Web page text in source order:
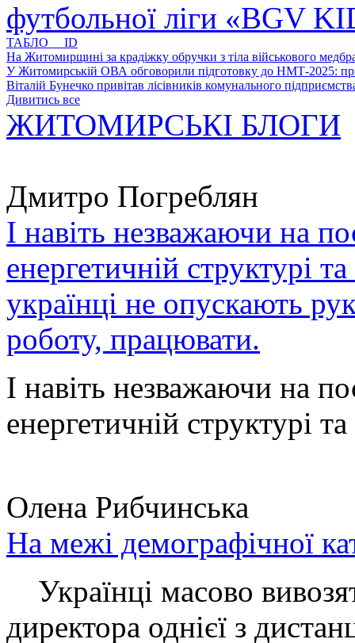
футбольної ліги «BGV
ТАБЛО ID
На Житомирщині за крадіжку обручки з тіла військового
У Житомирській ОВА обговорили підготовку до НМТ-2025:
Віталій Бунечко привітав лісівників комунального
Дивитись все
ЖИТОМИРСЬКІ БЛОГИ
Дмитро Погреблян
І навіть незважаючи на
енергетичній структурі
українці не опускають
роботу, працювати.
І навіть незважаючи на
енергетичній структурі
Олена Рибчинська
На межі демографічної
Українці масово
директора однієї з